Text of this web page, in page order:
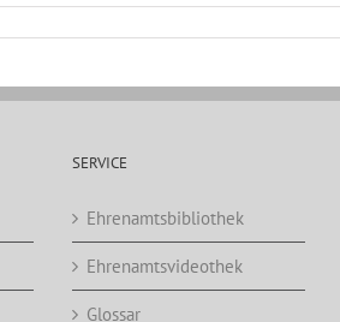
SERVICE
Ehrenamtsbibliothek
Ehrenamtsvideothek
Glossar